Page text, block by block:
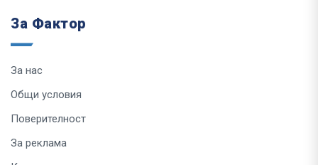
За Фактор
За нас
Общи условия
Поверителност
За реклама